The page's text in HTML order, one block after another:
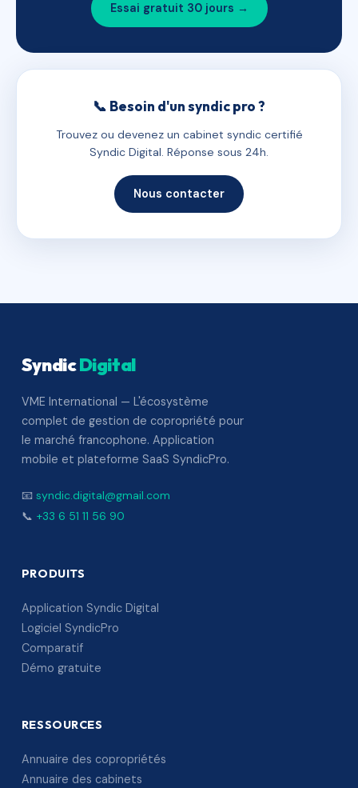
Essai gratuit 30 jours →
📞 Besoin d'un syndic pro ?
Trouvez ou devenez un cabinet syndic certifié
Syndic Digital. Réponse sous 24h.
Nous contacter
SyndicDigital
VME International — L'écosystème
complet de gestion de copropriété pour
le marché francophone. Application
mobile et plateforme SaaS SyndicPro.
📧 syndic.digital@gmail.com
📞 +33 6 51 11 56 90
PRODUITS
Application Syndic Digital
Logiciel SyndicPro
Comparatif
Démo gratuite
RESSOURCES
Annuaire des copropriétés
Annuaire des cabinets